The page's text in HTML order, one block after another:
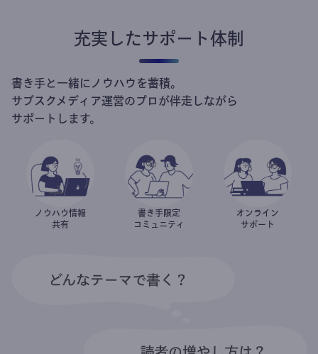
充実したサポート体制
書き手と一緒にノウハウを蓄積。
サブスクメディア運営のプロが伴走しながら
サポートします。
ノウハウ情報
共有
書き手限定
コミュニティ
オンライン
サポート